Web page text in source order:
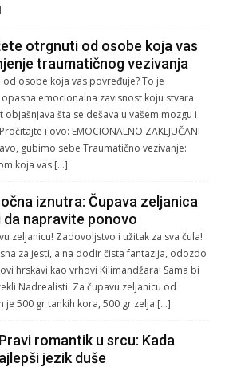
otrgnuti od osobe koja vas
traumatičnog vezivanja
osobe koja vas povređuje? To je
emocionalna zavisnost koju stvara
objašnjava šta se dešava u vašem mozgu i
i ovo: EMOCIONALNO ZAKLJUČANI
gubimo sebe Traumatično vezivanje:
koja vas […]
iznutra: Čupava zeljanica
da napravite ponovo
zeljanicu! Zadovoljstvo i užitak za sva čula!
za jesti, a na dodir čista fantazija, odozdo
hrskavi kao vrhovi Kilimandžara! Sama bi
Nadrealisti. Za čupavu zeljanicu od
je 500 gr tankih kora, 500 gr zelja […]
romantik u srcu: Kada
jezik duše